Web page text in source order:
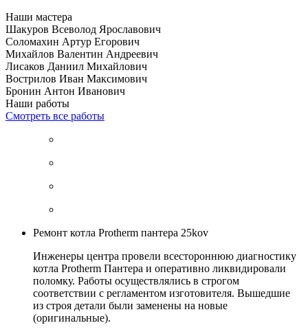
Наши мастера
Шакуров Всеволод Ярославович
Соломахин Артур Егорович
Михайлов Валентин Андреевич
Лисаков Даниил Михайлович
Вострилов Иван Максимович
Бронин Антон Иванович
Наши работы
Смотреть все работы
Ремонт котла Protherm пантера 25kov
Инженеры центра провели всестороннюю диагностику
котла Protherm Пантера и оперативно ликвидировали
поломку. Работы осуществлялись в строгом
соответствии с регламентом изготовителя. Вышедшие
из строя детали были заменены на новые
(оригинальные).